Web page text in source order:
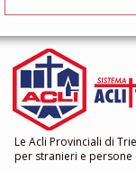
Le Acli Provinciali di
per stranieri e persone